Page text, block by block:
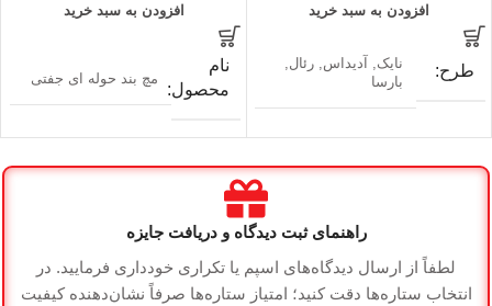
افزودن به سبد خرید
طرح
نایک, آدیداس, رئال,
بارسا
اسم
محصول
تولیدی منیریه
افزودن به سبد خرید
نام
محصول
مچ بند حوله ای جفتی
بارسا
تولیدی منیریه
گارانتی ضمانت سلامت کالا
راهنمای ثبت دیدگاه و دریافت جایزه
لطفاً از ارسال دیدگاه‌های اسپم یا تکراری خودداری فرمایید. در
انتخاب ستاره‌ها دقت کنید؛ امتیاز ستاره‌ها صرفاً نشان‌دهنده کیفیت